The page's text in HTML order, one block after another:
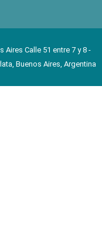
Calle 51 entre 7 y 8 -
Buenos Aires, Argentina